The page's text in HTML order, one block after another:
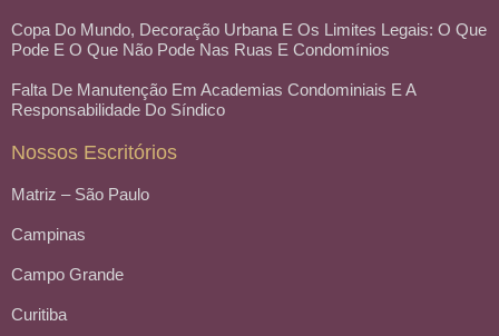
Copa Do Mundo, Decoração Urbana E Os Limites Legais: O Que
Pode E O Que Não Pode Nas Ruas E Condomínios
Falta De Manutenção Em Academias Condominiais E A
Responsabilidade Do Síndico
Nossos Escritórios
Matriz – São Paulo
Campinas
Campo Grande
Curitiba